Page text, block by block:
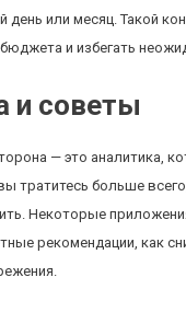
день или месяц. Такой
и избегать
и советы
— это аналитика,
тратитесь больше
Некоторые
рекомендации, как